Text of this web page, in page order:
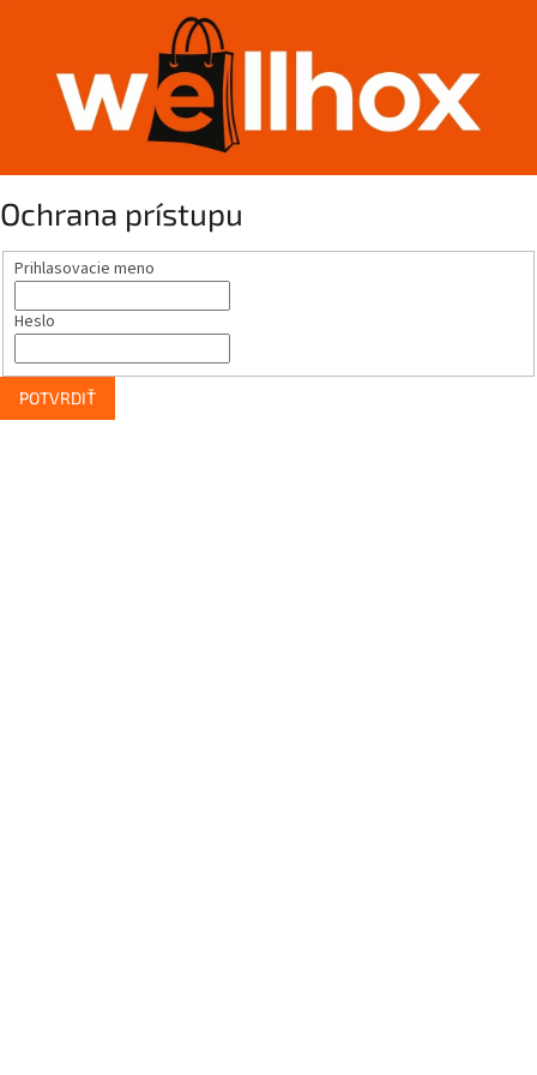
Ochrana prístupu
Prihlasovacie meno
Heslo
POTVRDIŤ